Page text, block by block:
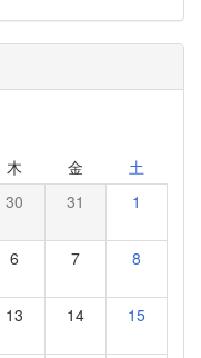
木 金 土
30 31 1
6 7 8
13 14 15